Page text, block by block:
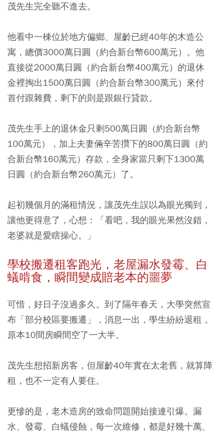
茂先生完全聽不進去。
他看中一棟位於地方偏鄉、屋齡已經40年的木造公
寓，總價3000萬日圓（約合新台幣600萬元）。他
直接從2000萬日圓（約合新台幣400萬元）的退休
金裡掏出1500萬日圓（約合新台幣300萬元）來付
首付跟雜費，剩下的則是跟銀行貸款。
茂先生手上的退休金只剩500萬日圓（約合新台幣
100萬元），加上夫妻倆辛苦攢下的800萬日圓（約
合新台幣160萬元）存款，全身家當只剩下1300萬
日圓（約合新台幣260萬元）了。
起初幾個月的滿租情況，讓茂先生誤以為眼光獨到，
讓他更得意了，心想：「看吧，我的眼光果然沒錯，
老婆就是愛瞎操心。」
學校搬遷租客跑光，老屋漏水發霉、白
蟻啃食，瞬間變成賠老本的噩夢
可惜，好日子沒過多久。到了隔年春天，大學突然宣
布「部分校區要搬遷」，消息一出，學生紛紛退租，
原本10間房瞬間空了一大半。
茂先生想招新房客，但屋齡40年實在太老舊，就算降
租，也不一定有人要住。
更慘的是，老木造房的致命問題開始接連引爆。漏
水、發霉、白蟻侵蝕，每一次維修，都是好幾十萬、